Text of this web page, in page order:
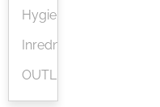
Hygien
Inredning
OUTLET